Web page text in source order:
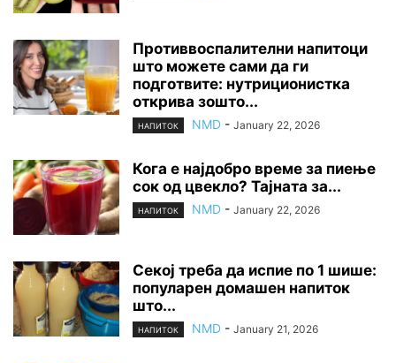
Противвоспалителни напитоци
што можете сами да ги
подготвите: нутриционистка
открива зошто...
НАПИТОК NMD - January 22, 2026
Кога е најдобро време за пиење
сок од цвекло? Тајната за...
НАПИТОК NMD - January 22, 2026
Секој треба да испие по 1 шише:
популарен домашен напиток
што...
НАПИТОК NMD - January 21, 2026